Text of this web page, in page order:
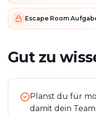
Escape Room
Gut zu
Planst du für
damit dein